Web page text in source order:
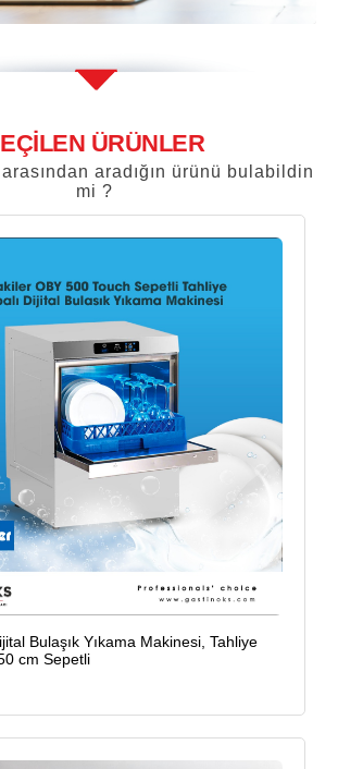
ÜRÜNLER
aradığın ürünü bulabildin
mi ?
Bulaşık Yıkama Makinesi, Tahliye
cm Sepetli